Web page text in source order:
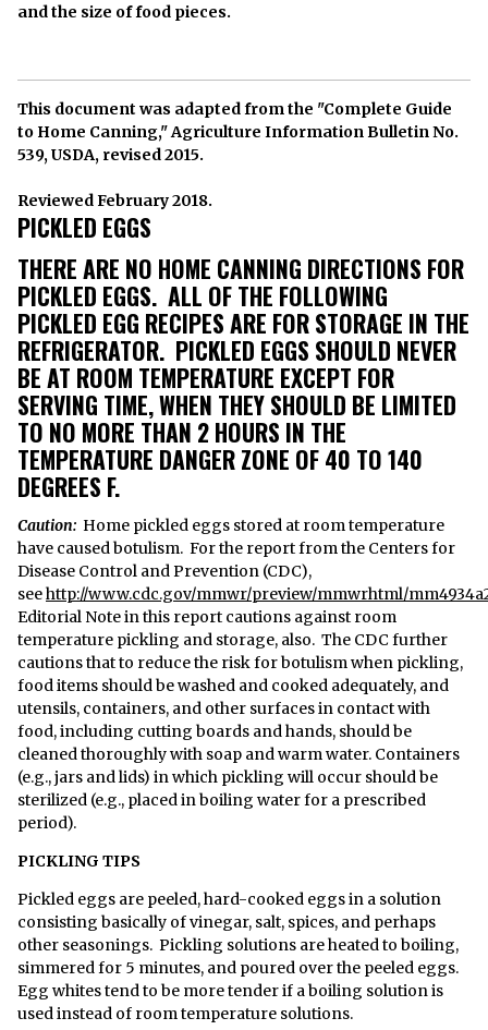
and the size of food pieces.
This document was adapted from the "Complete Guide
to Home Canning," Agriculture Information Bulletin No.
539, USDA, revised 2015.
Reviewed February 2018.
PICKLED EGGS
THERE ARE NO HOME CANNING DIRECTIONS FOR
PICKLED EGGS. ALL OF THE FOLLOWING
PICKLED EGG RECIPES ARE FOR STORAGE IN THE
REFRIGERATOR. PICKLED EGGS SHOULD NEVER
BE AT ROOM TEMPERATURE EXCEPT FOR
SERVING TIME, WHEN THEY SHOULD BE LIMITED
TO NO MORE THAN 2 HOURS IN THE
TEMPERATURE DANGER ZONE OF 40 TO 140
DEGREES F.
Caution: Home pickled eggs stored at room temperature
have caused botulism. For the report from the Centers for
Disease Control and Prevention (CDC),
seehttp://www.cdc.gov/mmwr/preview/mmwrhtml/
Editorial Note in this report cautions against room
temperature pickling and storage, also. The CDC further
cautions that to reduce the risk for botulism when pickling,
food items should be washed and cooked adequately, and
utensils, containers, and other surfaces in contact with
food, including cutting boards and hands, should be
cleaned thoroughly with soap and warm water. Containers
(e.g., jars and lids) in which pickling will occur should be
sterilized (e.g., placed in boiling water for a prescribed
period).
PICKLING TIPS
Pickled eggs are peeled, hard-cooked eggs in a solution
consisting basically of vinegar, salt, spices, and perhaps
other seasonings. Pickling solutions are heated to boiling,
simmered for 5 minutes, and poured over the peeled eggs.
Egg whites tend to be more tender if a boiling solution is
used instead of room temperature solutions.